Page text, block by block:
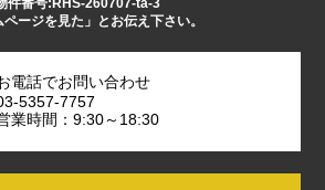
ページを見た」とお伝え下さい。
電話でお問い合わせ
5357-7757
業時間：9:30～18:30